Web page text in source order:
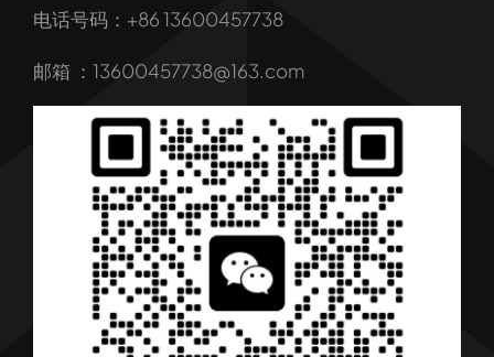
我们的服务
行业解决方案
行业新闻
电话号码：+86 13600457738
邮箱 ：13600457738@163.com